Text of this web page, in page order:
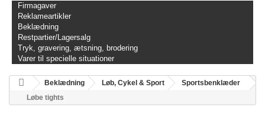
Firmagaver
Reklameartikler
Beklædning
Restpartier/Lagersalg
Tryk, gravering, ætsning, brodering
Varer til specielle situationer
Beklædning Løb, Cykel & Sport
Sportsbenklæder
Løbe tights